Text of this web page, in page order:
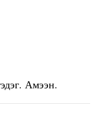
Амээн.